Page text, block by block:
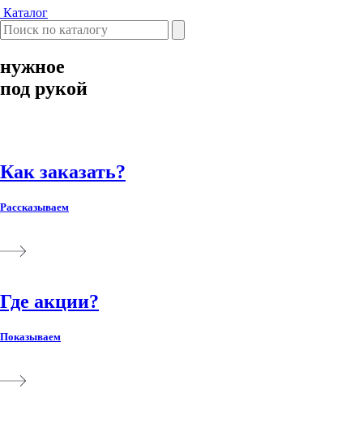
Каталог
нужное
под рукой
Как заказать?
Рассказываем
Где акции?
Показываем